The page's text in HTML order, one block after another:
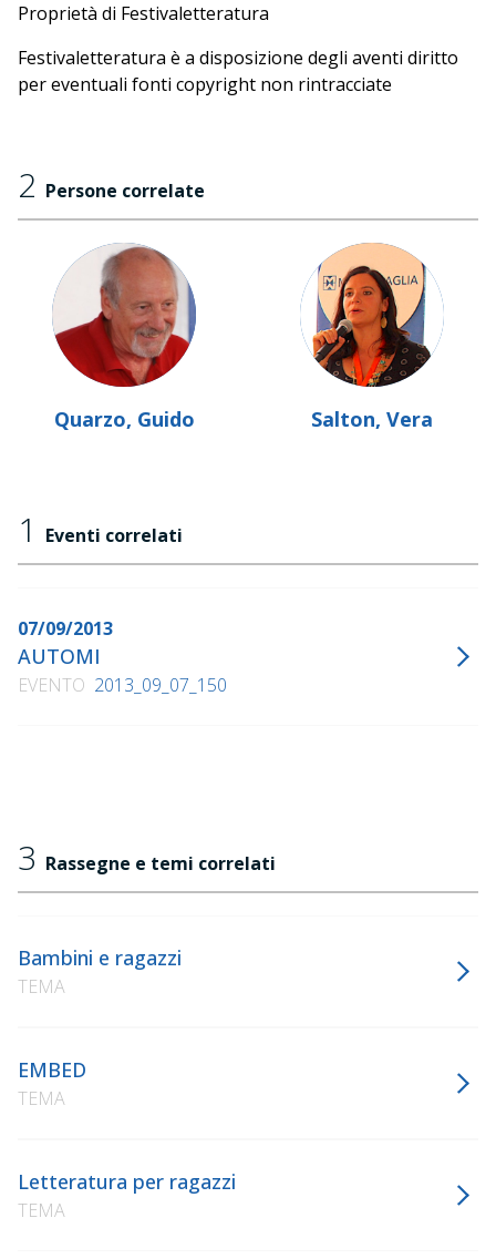
Proprietà di Festivaletteratura
Festivaletteratura è a disposizione degli aventi diritto
per eventuali fonti copyright non rintracciate
2 Persone correlate
Quarzo, Guido Salton, Vera
1 Eventi correlati
07/09/2013
AUTOMI
EVENTO 2013_09_07_150
3 Rassegne e temi correlati
Bambini e ragazzi
TEMA
EMBED
TEMA
Letteratura per ragazzi
TEMA